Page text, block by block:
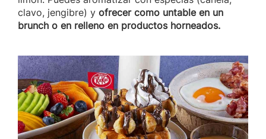
clavo, jengibre) y ofrecer como untable en un
brunch o en relleno en productos horneados.